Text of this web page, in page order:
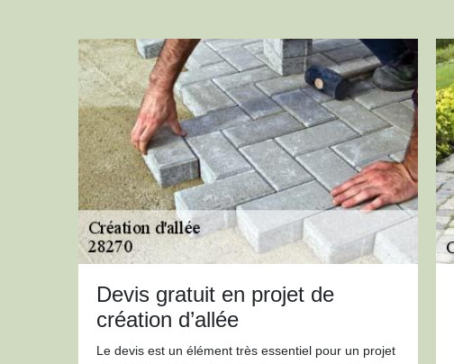
Devis gratuit en projet de
création d’allée
Le devis est un élément très essentiel pour un projet